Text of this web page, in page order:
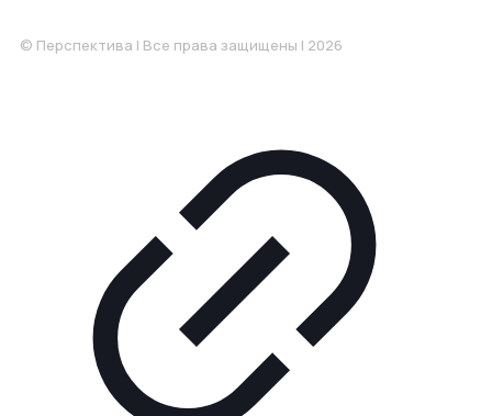
© Перспектива | Все права защищены | 2026